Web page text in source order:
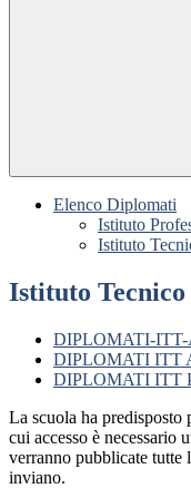
Elenco Diplomati
Istituto
Istituto
Istituto Tecnico
DIPLOMATI-ITT-
DIPLOMATI ITT
DIPLOMATI ITT
La scuola ha predisposto
cui accesso è necessario
verranno pubblicate tutte
inviano.